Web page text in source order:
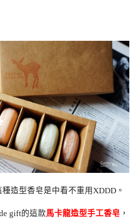
造型香皂是中看不重用XDDD。
gift的這款馬卡龍造型手工香皂 ，